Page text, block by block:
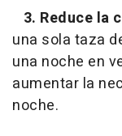
3. Reduce la
una sola taza
una noche en
aumentar la
noche.